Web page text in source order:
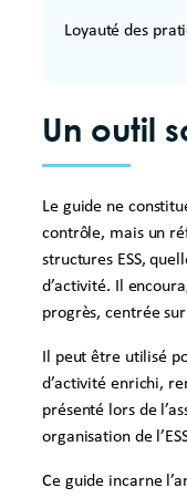
Loyauté des
Un outil
Le guide ne
contrôle, mais un
structures ESS,
d’activité. Il
progrès, centrée
Il peut être utilisé
d’activité enrichi,
présenté lors de
organisation de
Ce guide incarne